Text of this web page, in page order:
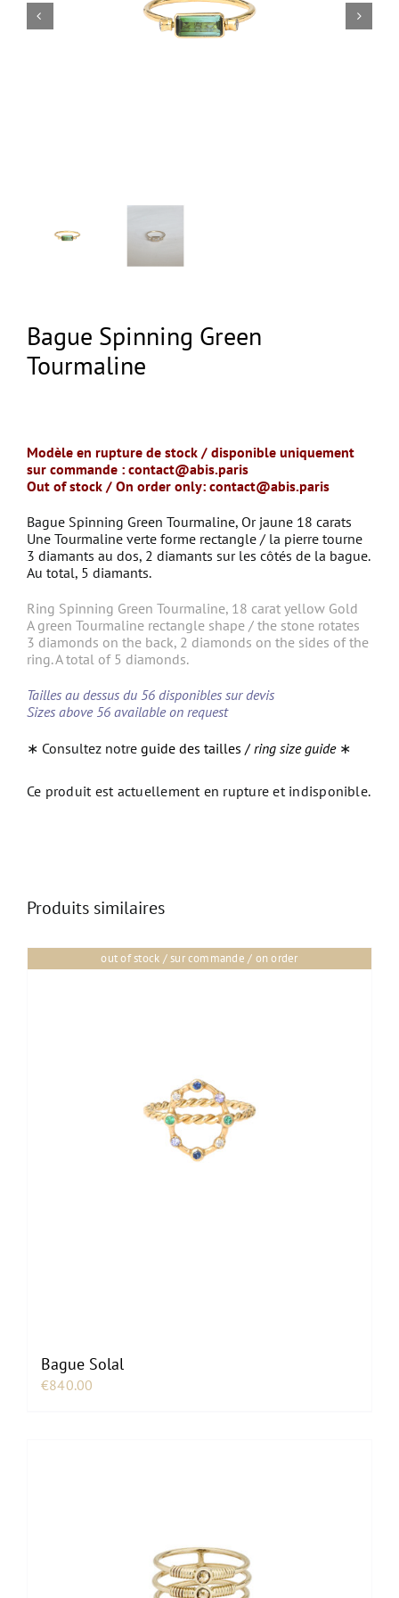
NEW
Bague Spinning Green
Tourmaline
Modèle en rupture de stock / disponible uniquement
sur commande : contact@abis.paris
Out of stock / On order only: contact@abis.paris
Bague Spinning Green Tourmaline, Or jaune 18 carats
Une Tourmaline verte forme rectangle / la pierre tourne
3 diamants au dos, 2 diamants sur les côtés de la bague.
Au total, 5 diamants.
Ring Spinning Green Tourmaline, 18 carat yellow Gold
A green Tourmaline rectangle shape / the stone rotates
3 diamonds on the back, 2 diamonds on the sides of the
ring.A total of 5 diamonds.
Tailles au dessus du 56 disponibles sur devis
Sizes above 56 available on request
∗ Consultez notre guide des tailles / ring size guide∗
Ce produit est actuellement en rupture et indisponible.
Produits similaires
out of stock / sur commande / on order
Bague Solal
€840.00